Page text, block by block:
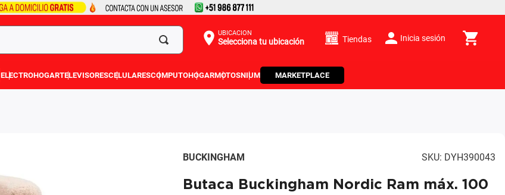
UBICACIÓN
Selecciona tu ubicación Tiendas Inicia sesión
ELECTROHOGARTELEVISORESCELULARESCOMPUTOHOGARMOTOSNIUM MARKETPLACE
BUCKINGHAM SKU: DYH390043
Butaca Buckingham Nordic Ram máx. 100